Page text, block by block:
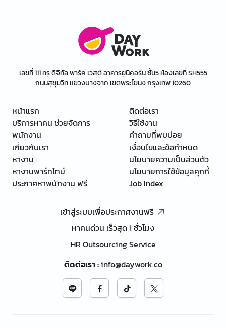
เลขที่ 111 ทรู ดิจิทัล พาร์ค เวสต์ อาคารยูนิคอร์น ชั้น5 ห้องเลขที่ SH555
ถนนสุขุมวิท แขวงบางจาก เขตพระโขนง กรุงเทพ 10260
หน้าแรก
บริการหาคน ช่วยจัดการ
พนักงาน
เกี่ยวกับเรา
หางาน
หางานพาร์ทไทม์
ประกาศหาพนักงาน ฟรี
ติดต่อเรา
วิธีใช้งาน
คำถามที่พบบ่อย
เงื่อนไขและข้อกำหนด
นโยบายความเป็นส่วนตัว
นโยบายการใช้ข้อมูลคุกกี้
Job Index
เข้าสู่ระบบเพื่อประกาศงานฟรี
หาคนด่วน เร็วสุด 1 ชั่วโมง
HR Outsourcing Service
ติดต่อเรา:info@daywork.co